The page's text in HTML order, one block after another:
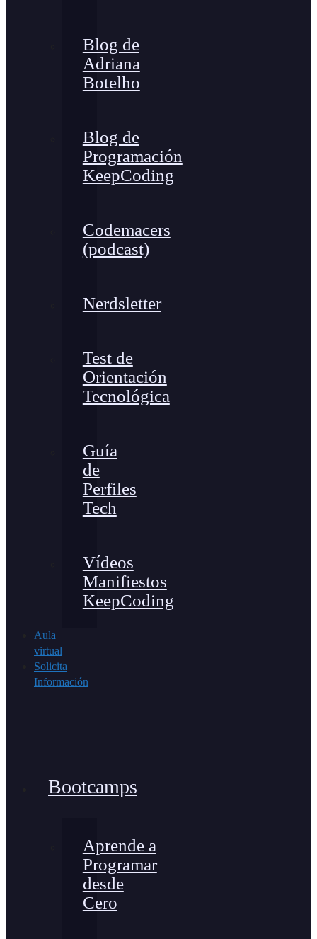
Blog de
Adriana
Botelho
Blog de
Programación
KeepCoding
Codemacers
(podcast)
Nerdsletter
Test de
Orientación
Tecnológica
Guía
de
Perfiles
Tech
Vídeos
Manifiestos
KeepCoding
Aula
virtual
Solicita
Información
Bootcamps
Aprende a
Programar
desde
Cero